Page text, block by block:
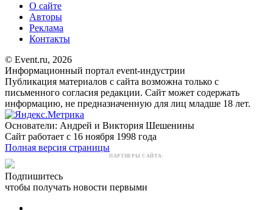
О сайте
Авторы
Реклама
Контакты
© Event.ru, 2026
Информационный портал event-индустрии
Публикация материалов с сайта возможна только с
письменного согласия редакции. Сайт может содержать
информацию, не предназначенную для лиц младше 18 лет.
Основатели: Андрей и Виктория Шешенины
Сайт работает с 16 ноября 1998 года
Полная версия страницы
ПАРТНЕРЫ САЙТА:
Подпишитесь
чтобы получать новости первыми